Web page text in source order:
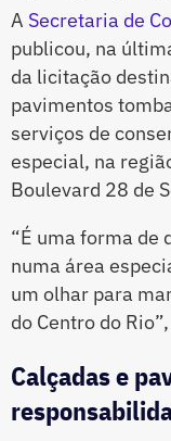
A Secretaria de
publicou, na
da licitação
pavimentos
serviços de
especial, na
Boulevard 28 de
“É uma forma de
numa área
um olhar para
do Centro do
Calçadas e